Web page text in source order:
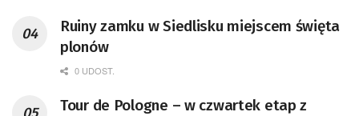
Ruiny zamku w Siedlisku miejscem święta
plonów
0 UDOST.
Tour de Pologne – w czwartek etap z